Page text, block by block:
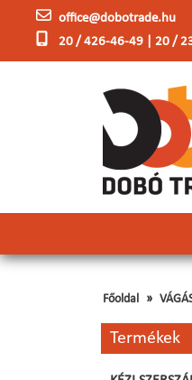
office@dobotrade.hu
20 / 426-46-49 | 20 /
Főoldal
Termékek